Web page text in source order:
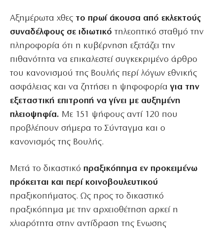
Αξημέρωτα χθες το πρωί άκουσα από εκλεκτούς
συναδέλφους σε ιδιωτικό τηλεοπτικό σταθμό την
πληροφορία ότι η κυβέρνηση εξετάζει την
πιθανότητα να επικαλεστεί συγκεκριμένο άρθρο
του κανονισμού της Βουλής περί λόγων εθνικής
ασφάλειας και να ζητήσει η ψηφοφορίαγια την
εξεταστική επιτροπή να γίνει με αυξημένη
πλειοψηφία. Με 151 ψήφους αντί 120 που
προβλέπουν σήμερα το Σύνταγμα και ο
κανονισμός της Βουλής.
Μετά το δικαστικό πραξικόπημα εν προκειμένω
πρόκειται και περί κοινοβουλευτικού
πραξικοπήματος. Ως προς το δικαστικό
πραξικόπημα με την αρχειοθέτηση αρκεί η
χλιαρότητα στην αντίδραση της Ενωσης